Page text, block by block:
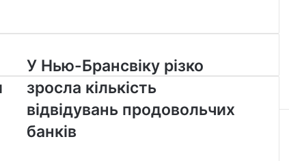
У
Нью-
Брансвіку
різко
зросла
кількість
У Нью-Брансвіку різко
зросла кількість
відвідувань продовольчих
банків